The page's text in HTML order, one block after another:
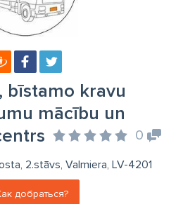
bīstamo kravu
mācību un
0
2.stāvs, Valmiera, LV-4201
добраться?